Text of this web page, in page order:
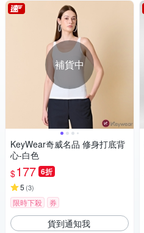
補貨中
KeyWear奇威名品 修身打底背
心-白色
$177 6折
5 (3)
限時下殺 券
貨到通知我